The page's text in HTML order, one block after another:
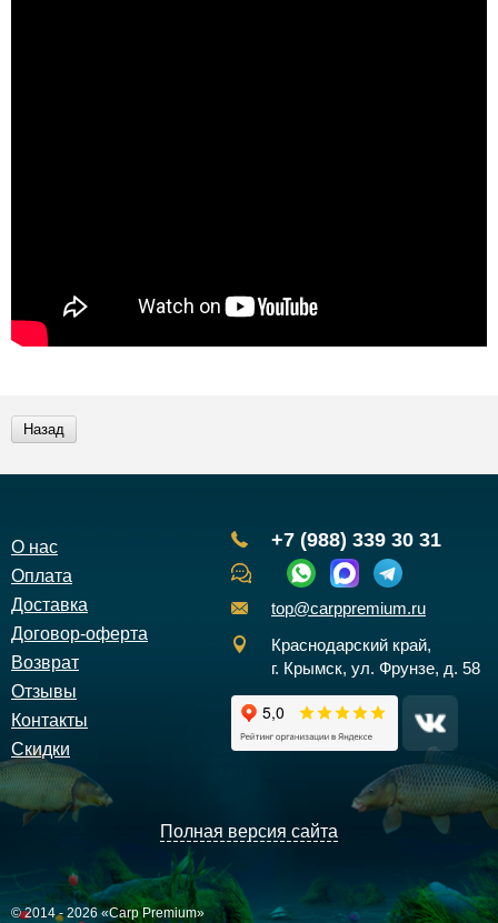
Назад
+7 (988) 339 30 31
top@carppremium.ru
Краснодарский край,
г. Крымск, ул. Фрунзе, д. 58
О нас
Оплата
Доставка
Договор-оферта
Возврат
Отзывы
Контакты
Скидки
Полная версия сайта
© 2014 - 2026 «Carp Premium»